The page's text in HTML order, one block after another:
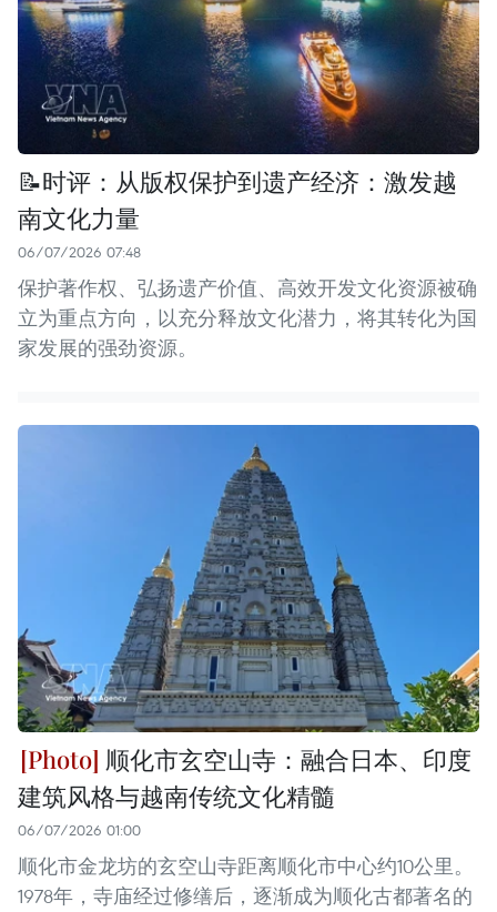
📝时评：从版权保护到遗产经济：激发越
南文化力量
06/07/2026 07:48
保护著作权、弘扬遗产价值、高效开发文化资源被确
立为重点方向，以充分释放文化潜力，将其转化为国
家发展的强劲资源。
顺化市玄空山寺：融合日本、印度
建筑风格与越南传统文化精髓
06/07/2026 01:00
顺化市金龙坊的玄空山寺距离顺化市中心约10公里。
1978年，寺庙经过修缮后，逐渐成为顺化古都著名的